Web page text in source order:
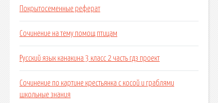
Покрытосеменные реферат
Сочинение на тему помощ птицам
Русский язык канакина 3 класс 2 часть гдз проект
Сочинение по картине крестьянка с косой и граблями
школьные знания